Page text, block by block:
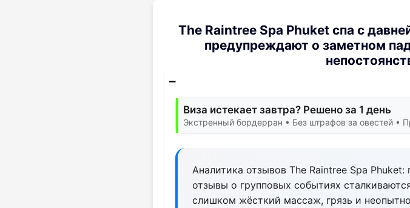
The Raintree Spa Phuket спа с
предупреждают о заметном
Виза истекает завтра? Решено за 1 день
Экстренный бордерран • Без штрафов за овестей •
Аналитика отзывов The Raintree Spa
отзывы о групповых событиях
слишком жёсткий массаж, грязь и